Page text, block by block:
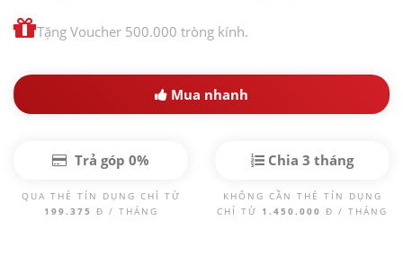
Tặng Voucher 500.000 tròng kính.
Mua nhanh
Trả góp 0%
QUA THẺ TÍN DỤNG CHỈ TỪ
199.375 Đ / THÁNG
Chia 3 tháng
KHÔNG CẦN THẺ TÍN DỤNG
CHỈ TỪ 1.450.000 Đ / THÁNG